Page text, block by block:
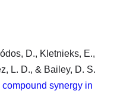
D., Kletnieks, E.,
L. D., & Bailey, D. S.
synergy in